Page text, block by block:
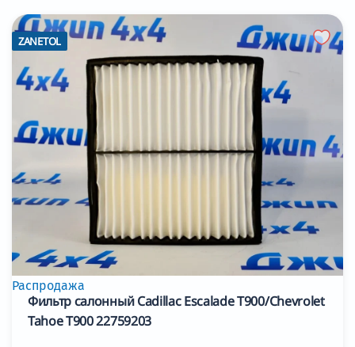
ZANETOL
Распродажа
Фильтр салонный Cadillac Escalade T900/Chevrolet
Tahoe T900 22759203